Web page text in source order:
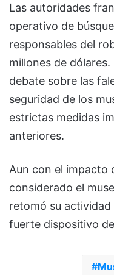
Las autoridades
operativo de
responsables del
millones de
debate sobre las
seguridad de los
estrictas medidas
anteriores.
Aun con el impacto
considerado el
retomó su actividad
fuerte dispositivo